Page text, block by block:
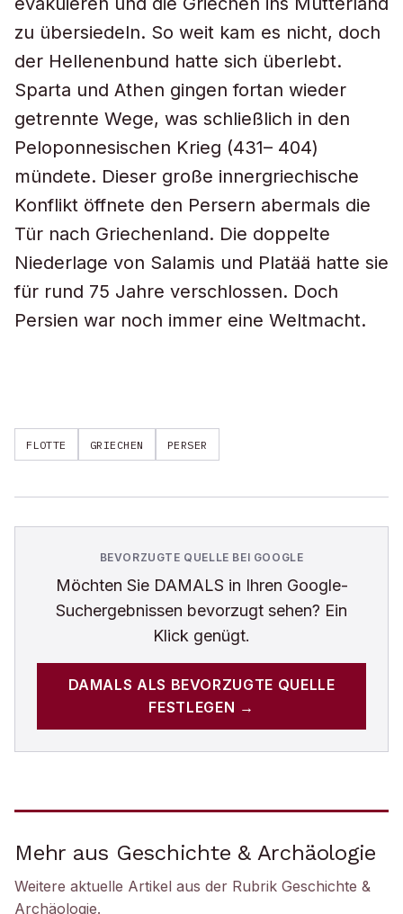
zu übersiedeln. So weit kam es nicht, doch
der Hellenenbund hatte sich überlebt.
Sparta und Athen gingen fortan wieder
getrennte Wege, was schließlich in den
Peloponnesischen Krieg (431– 404)
mündete. Dieser große innergriechische
Konflikt öffnete den Persern abermals die
Tür nach Griechenland. Die doppelte
Niederlage von Salamis und Platää hatte sie
für rund 75 Jahre verschlossen. Doch
Persien war noch immer eine Weltmacht.
FLOTTE GRIECHEN PERSER
BEVORZUGTE QUELLE BEI GOOGLE
Möchten Sie DAMALS in Ihren Google-
Suchergebnissen bevorzugt sehen? Ein
Klick genügt.
DAMALS ALS BEVORZUGTE QUELLE
FESTLEGEN →
Mehr aus Geschichte & Archäologie
Weitere aktuelle Artikel aus der Rubrik Geschichte &
Archäologie.